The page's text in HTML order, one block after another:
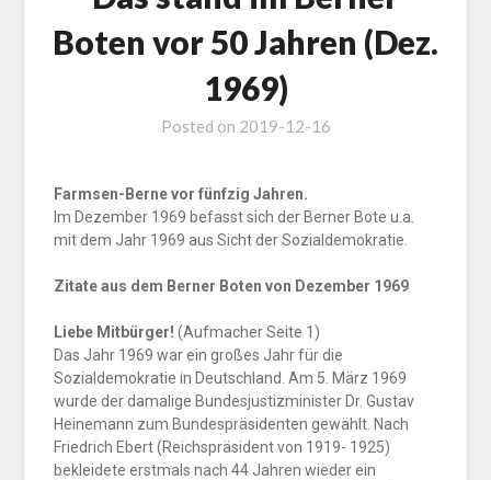
Boten vor 50 Jahren (Dez.
1969)
Posted on 2019-12-16
Farmsen-Berne vor fünfzig Jahren.
Im Dezember 1969 befasst sich der Berner Bote u.a.
mit dem Jahr 1969 aus Sicht der Sozialdemokratie.
Zitate aus dem Berner Boten von Dezember 1969
Liebe Mitbürger! (Aufmacher Seite 1)
Das Jahr 1969 war ein großes Jahr für die
Sozialdemokratie in Deutschland. Am 5. März 1969
wurde der damalige Bundesjustizminister Dr. Gustav
Heinemann zum Bundespräsidenten gewählt. Nach
Friedrich Ebert (Reichspräsident von 1919- 1925)
bekleidete erstmals nach 44 Jahren wieder ein